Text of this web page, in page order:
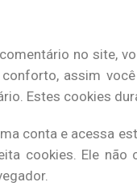
no site,
assim
Estes cookies
conta e acessa
cookies. Ele